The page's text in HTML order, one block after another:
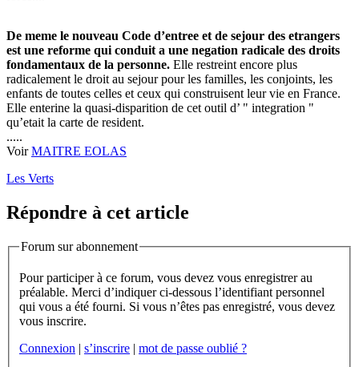
De meme le nouveau Code d’entree et de sejour des etrangers
est une reforme qui conduit a une negation radicale des droits
fondamentaux de la personne. Elle restreint encore plus
radicalement le droit au sejour pour les familles, les conjoints, les
enfants de toutes celles et ceux qui construisent leur vie en France.
Elle enterine la quasi-disparition de cet outil d’ " integration "
qu’etait la carte de resident.
.....
VoirMAITRE EOLAS
Les Verts
Répondre à cet article
Forum sur abonnement
Pour participer à ce forum, vous devez vous enregistrer au
préalable. Merci d’indiquer ci-dessous l’identifiant personnel
qui vous a été fourni. Si vous n’êtes pas enregistré, vous devez
vous inscrire.
Connexion | s’inscrire | mot de passe oublié ?